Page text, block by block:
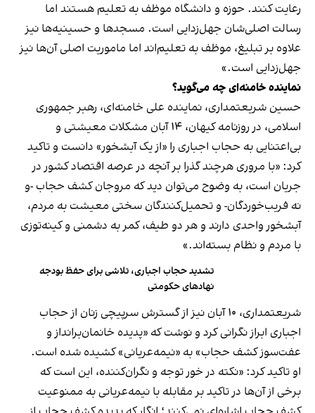
رعایت کنند. حوزه و دانشگاه موظف به تعلیم هستند اما
رسالت اصلی‌شان جهل‌زدایی است. مسجدها و حسینیه‌ها نیز
علاوه بر تبلیغ، موظف به تعلیم‌اند اما ماموریت اصلی آن‌ها نیز
جهل‌زدایی است.»
نماینده خامنه‌ای چه می‌گوید؟
حسین شریعتمداری، نماینده علی خامنه‌ای، رهبر جمهوری
اسلامی، در روزنامه کیهان، ۱۴ آبان مشکلات معیشتی و
بی‌اعتنایی به حجاب اجباری را «از یک آبشخور» دانست و تاکید
کرد: ‌«با مروری هرچند گذرا بر آنچه در عرصه اقتصاد کشور در
جریان است، به وضوح می‌توان دید که مروجان کشف حجاب -و
نه فریب‌خوردگان- و تحمیل‌کنندگان سختی معیشت به مردم،
آبشخور واحدی دارند و هر دو طیف، کمر به دشمنی و کینه‌توزی
با مردم و نظام بسته‌اند.»
تشدید حجاب اجباری، تلاشی برای حفظ بودجه
نهادهای حکومتی
شریعتمداری، ۱۰ آبان نیز از گسترش سرپیچی زنان از حجاب
اجباری ابراز نگرانی کرد و نوشت که «پدیده خانمان‌برانداز و
عفت‌سوز کشف حجاب» به «نیمه‌عریانی» کشیده شده است.
او تاکید کرد: «نکته در خور توجه و نگران‌کننده، این است که
برخی از آن‌ها در تاکید بر مقابله با نیمه‌عریانی به ممنوعیت